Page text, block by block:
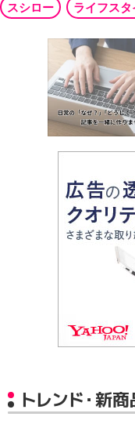
スシロー
ライフスタ
トレンド・新